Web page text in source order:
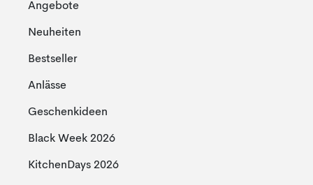
Angebote
Neuheiten
Bestseller
Anlässe
Geschenkideen
Black Week 2026
KitchenDays 2026